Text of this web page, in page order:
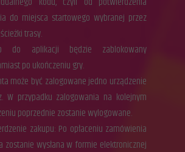
do miejsca startowego wybranej przez
trasy.
do aplikacji będzie zablokowany
po ukończeniu gry.
może być zalogowane jedno urządzenie
W przypadku zalogowania na kolejnym
poprzednie zostanie wylogowane.
zakupu: Po opłaceniu zamówienia
zostanie wysłana w formie elektronicznej